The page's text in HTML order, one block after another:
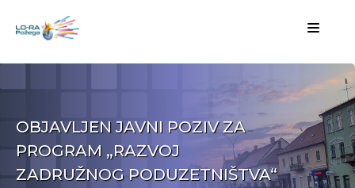
OBJAVLJEN JAVNI POZIV ZA
PROGRAM „RAZVOJ
ZADRUŽNOG PODUZETNIŠTVA“